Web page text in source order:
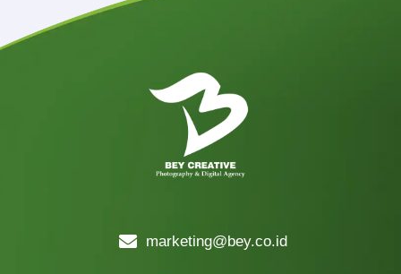
marketing@bey.co.id